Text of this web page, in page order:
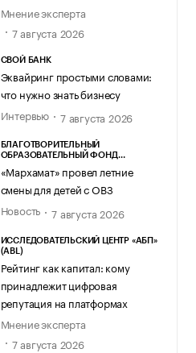
Мнение эксперта
7 августа 2026
СВОЙ БАНК
Эквайринг простыми словами:
что нужно знать бизнесу
Интервью
7 августа 2026
БЛАГОТВОРИТЕЛЬНЫЙ
ОБРАЗОВАТЕЛЬНЫЙ ФОНД
«Мархамат» провел летние
смены для детей с ОВЗ
Новость
7 августа 2026
ИССЛЕДОВАТЕЛЬСКИЙ ЦЕНТР «АБП»
(ABL)
Рейтинг как капитал: кому
принадлежит цифровая
репутация на платформах
Мнение эксперта
7 августа 2026